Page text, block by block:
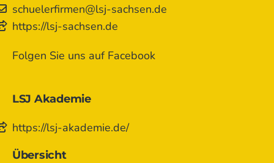
schuelerfirmen@lsj-sachsen.de
https://lsj-sachsen.de
Folgen Sie uns auf Facebook
LSJ Akademie
https://lsj-akademie.de/
Übersicht